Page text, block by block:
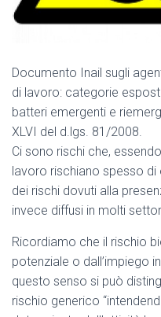
Documento Inail sugli
di lavoro: categorie
batteri emergenti e
XLVI del d.lgs. 81/2008.
Ci sono rischi che,
lavoro rischiano spesso
dei rischi dovuti alla
invece diffusi in molti
Ricordiamo che il rischio
potenziale o dall’impiego
questo senso si può
rischio generico